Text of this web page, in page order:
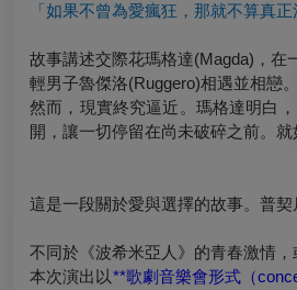
「如果不曾為愛瘋狂，那就不算真正
故事講述交際花瑪格達(Magda)，在
輕男子魯傑洛(Ruggero)相遇並相戀
然而，現實終究逼近。瑪格達明白
開，讓一切停留在尚未破碎之前。
這是一段關於愛與選擇的故事。普
不同於《波希米亞人》的青春激情
本次演出以**歌劇音樂會形式（